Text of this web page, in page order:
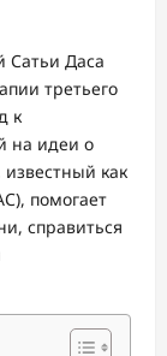
Сатьи Даса
третьего
к
на идеи о
как
помогает
справиться